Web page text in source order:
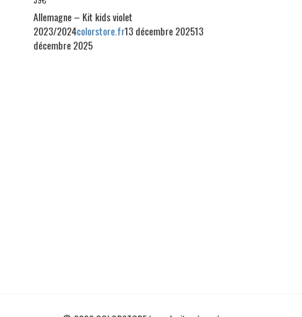
Allemagne – Kit kids violet
2023/2024colorstore.fr13 décembre 202513
décembre 2025